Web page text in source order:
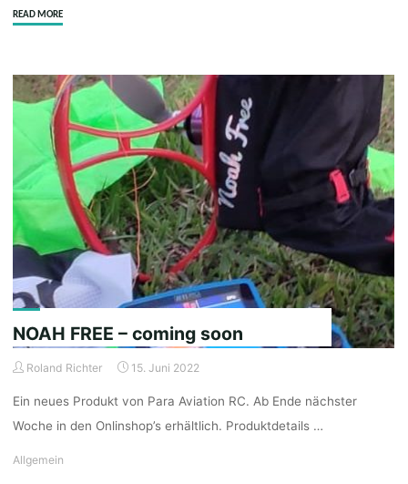
READ MORE"PILOT
und
NOAH
“FREE”
SET
NEU
!!!"
NOAH FREE – coming soon
Roland Richter 15. Juni 2022
Ein neues Produkt von Para Aviation RC. Ab Ende nächster
Woche in den Onlinshop’s erhältlich. Produktdetails …
Allgemein